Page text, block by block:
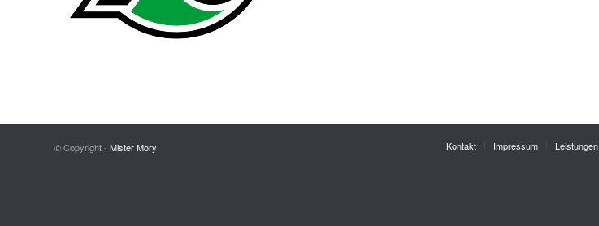
© Copyright - Mister Mory Kontakt Impressum Leistungen